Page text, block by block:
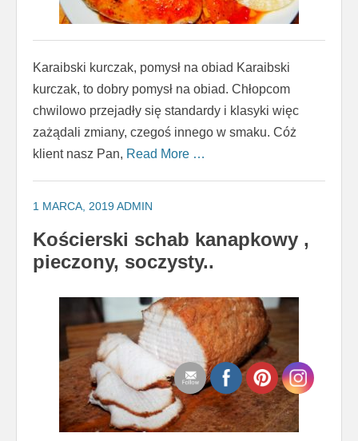
Karaibski kurczak, pomysł na obiad Karaibski
kurczak, to dobry pomysł na obiad. Chłopcom
chwilowo przejadły się standardy i klasyki więc
zażądali zmiany, czegoś innego w smaku. Cóż
klient nasz Pan, Read More …
1 MARCA, 2019ADMIN
Kościerski schab kanapkowy ,
pieczony, soczysty..